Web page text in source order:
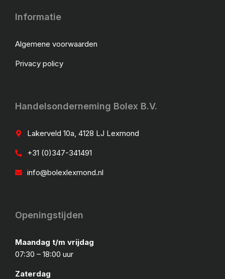
Informatie
Algemene voorwaarden
Privacy policy
Handelsonderneming Bolex B.V.
Lakerveld 10a, 4128 LJ Lexmond
+31 (0)347-341491
info@bolexlexmond.nl
Openingstijden
Maandag t/m vrijdag
07:30 – 18:00 uur
Zaterdag